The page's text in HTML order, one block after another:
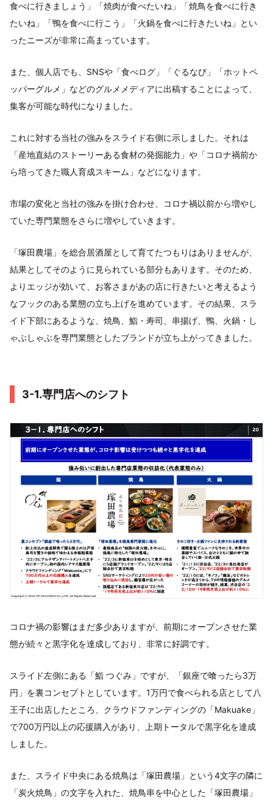
食べに行きましょう」「焼肉が食べたいね」「焼鳥を食べに行き
たいね」「鴨を食べに行こう」「火鍋を食べに行きたいね」とい
ったニーズが非常に高まっています。
また、個人店でも、SNSや「食べログ」「ぐるなび」「ホットペ
ッパーグルメ」などのグルメメディアに出稿することによって、
集客が可能な時代になりました。
これに対する当社の強みをスライド右側に示しました。それは
「産地直結のストーリーある食材の発掘能力」や「コロナ禍前か
ら培ってきた職人育成スキーム」などになります。
市場の変化と当社の強みを掛け合わせ、コロナ禍以前から増やし
ていた専門業態をさらに増やしていきます。
「塚田農場」を総合居酒屋として育てたつもりはありませんが、
結果としてそのように見られている部分もあります。そのため、
よりエッジが効いて、お客さまがあの店に行きたいと考えるよう
なフックのある業態の立ち上げを進めています。その結果、スラ
イド下部にあるような、焼鳥、鮨・寿司、串揚げ、鴨、火鍋・し
ゃぶしゃぶを専門業態としたブランドが立ち上がってきました。
3-1.専門店へのシフト
コロナ禍の影響はまだ多少ありますが、前期にオープンさせた業
態が続々と黒字化を達成しており、非常に好調です。
スライド左側にある「鮨 つぐみ」ですが、「銀座で喰ったら3万
円」を裏コンセプトとしています。1万円で食べられる店として八
王子に出店したところ、クラウドファンディングの「Makuake」
で700万円以上の応援購入があり、上期トータルで黒字化を達成
しました。
また、スライド中央にある焼鳥は「塚田農場」という4文字の隣に
「炭火焼鳥」の文字を入れた、焼鳥串を中心とした「塚田農場」